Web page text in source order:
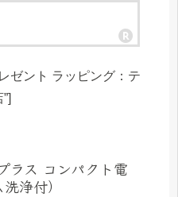
ゼント ラッピング：テ
ラス コンパクト電
浄付）